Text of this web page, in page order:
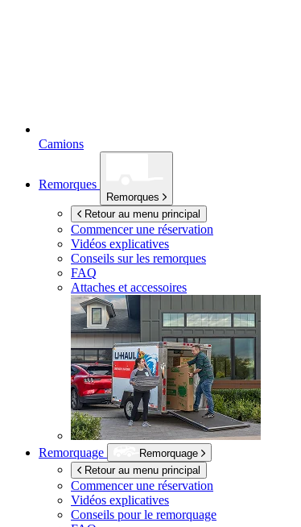
Camions
Remorques
Remorques
Retour au menu principal
Commencer une réservation
Vidéos explicatives
Conseils sur les remorques
FAQ
Attaches et accessoires
Remorquage
Remorquage
Retour au menu principal
Commencer une réservation
Vidéos explicatives
Conseils pour le remorquage